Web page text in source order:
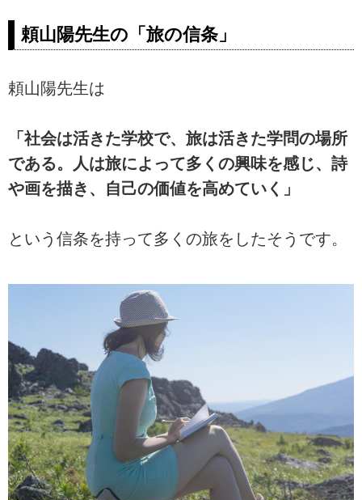
頼山陽先生の「旅の信条」
頼山陽先生は
「社会は活きた学校で、旅は活きた学問の場所
である。人は旅によって多くの興味を感じ、詩
や画を描き、自己の価値を高めていく」
という信条を持って多くの旅をしたそうです。